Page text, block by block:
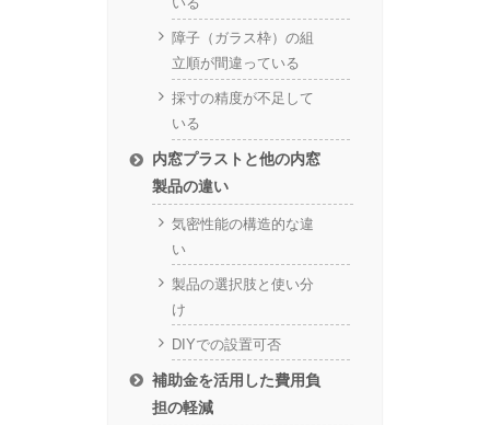
障子（ガラス枠）の組
立順が間違っている
採寸の精度が不足して
いる
内窓プラストと他の内窓
製品の違い
気密性能の構造的な違
い
製品の選択肢と使い分
け
DIYでの設置可否
補助金を活用した費用負
担の軽減